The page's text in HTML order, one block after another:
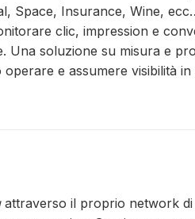
Space, Insurance, Wine,
clic, impression e
Una soluzione su misura e
e assumere visibilità in
attraverso il proprio network di